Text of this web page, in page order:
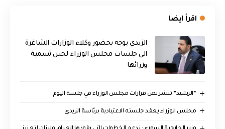
اقرأ ايضا
الزيدي يوجه بحضور وكلاء الوزارات الشاغرة
الى جلسات مجلس الوزراء لحين تسمية
وزرائها
“الرشيد” تنشر نص قرارات مجلس الوزراء في جلسة اليوم
مجلس الوزراء يعقد جلسته الاعتيادية برئاسة الزيدي